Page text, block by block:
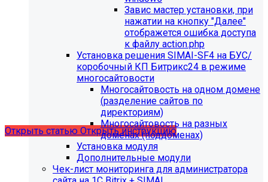
будет ограничена поддержка продуктов на
PHP версии ниже 8.2.Рекомендуемая версия PHP - 8.4
будет ограничена поддержка продуктов на
MySql версии ниже 8.0.0.Рекомендуемая версия MySql
Открыть статью Открыть инструкцию
Завис мастер установки, при
нажатии на кнопку "Далее"
отображется ошибка доступа
к файлу action.php
Установка решения SIMAI-SF4 на БУС/
коробочный КП Битрикс24 в режиме
многосайтовости
Многосайтовость на одном домене
(разделение сайтов по
директориям)
Многосайтовость на разных
доменах (поддоменах)
Установка модуля
Дополнительные модули
Чек-лист мониторинга для администратора